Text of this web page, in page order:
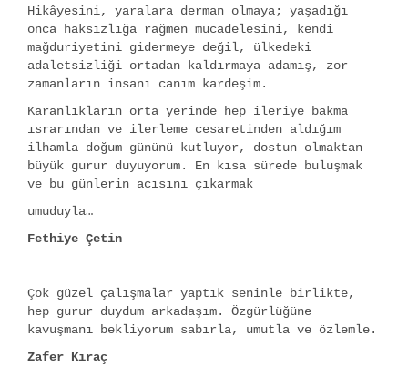
Hikâyesini, yaralara derman olmaya; yaşadığı
onca haksızlığa rağmen mücadelesini, kendi
mağduriyetini gidermeye değil, ülkedeki
adaletsizliği ortadan kaldırmaya adamış, zor
zamanların insanı canım kardeşim.
Karanlıkların orta yerinde hep ileriye bakma
ısrarından ve ilerleme cesaretinden aldığım
ilhamla doğum gününü kutluyor, dostun olmaktan
büyük gurur duyuyorum. En kısa sürede buluşmak
ve bu günlerin acısını çıkarmak
umuduyla…
Fethiye Çetin
Çok güzel çalışmalar yaptık seninle birlikte,
hep gurur duydum arkadaşım. Özgürlüğüne
kavuşmanı bekliyorum sabırla, umutla ve özlemle.
Zafer Kıraç